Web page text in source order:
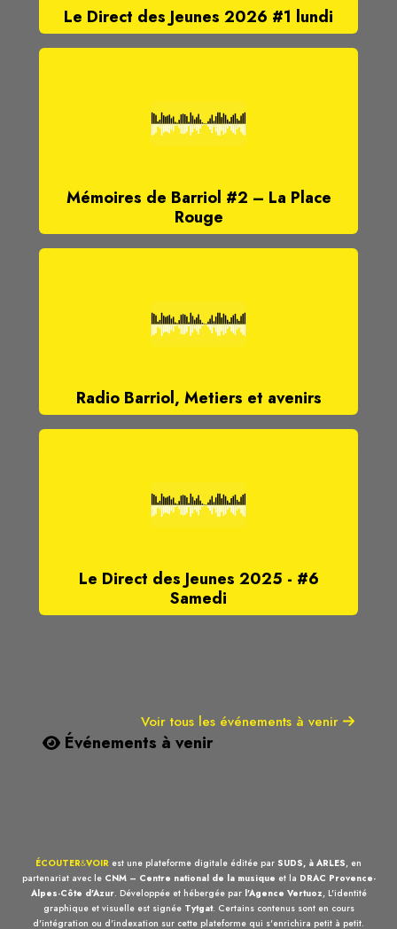
Le Direct des Jeunes 2026 #1 lundi
Mémoires de Barriol #2 – La Place
Rouge
Radio Barriol, Metiers et avenirs
Le Direct des Jeunes 2025 - #6
Samedi
Voir tous les événements à venir
Événements à venir
ÉCOUTER&VOIR est une plateforme digitale éditée par SUDS, à ARLES, en
partenariat avec le CNM – Centre national de la musique et la DRAC Provence-
Alpes-Côte d'Azur. Développée et hébergée par l'Agence Vertuoz, L'identité
graphique et visuelle est signée Tytgat. Certains contenus sont en cours
d'intégration ou d'indexation sur cette plateforme qui s'enrichira petit à petit.